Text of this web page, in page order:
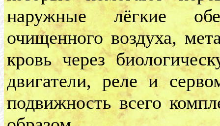
наружные лёгкие
очищенного воздуха,
кровь через
двигатели, реле и
подвижность всего